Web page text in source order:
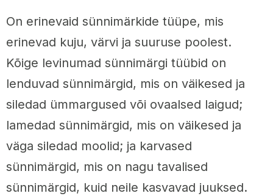
On erinevaid sünnimärkide tüüpe, mis
erinevad kuju, värvi ja suuruse poolest.
Kõige levinumad sünnimärgi tüübid on
lenduvad sünnimärgid, mis on väikesed ja
siledad ümmargused või ovaalsed laigud;
lamedad sünnimärgid, mis on väikesed ja
väga siledad moolid; ja karvased
sünnimärgid, mis on nagu tavalised
sünnimärgid, kuid neile kasvavad juuksed.